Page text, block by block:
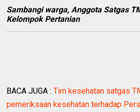
Sambangi warga, Anggota Satgas
Kelompok Pertanian
BACA JUGA :Tim kesehatan satgas
pemeriksaan kesehatan terhadap